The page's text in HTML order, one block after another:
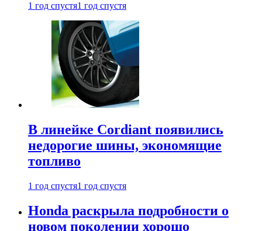
1 год спустя1 год спустя
В линейке Cordiant появились
недорогие шины, экономящие
топливо
1 год спустя1 год спустя
Honda раскрыла подробности о
новом поколении хорошо